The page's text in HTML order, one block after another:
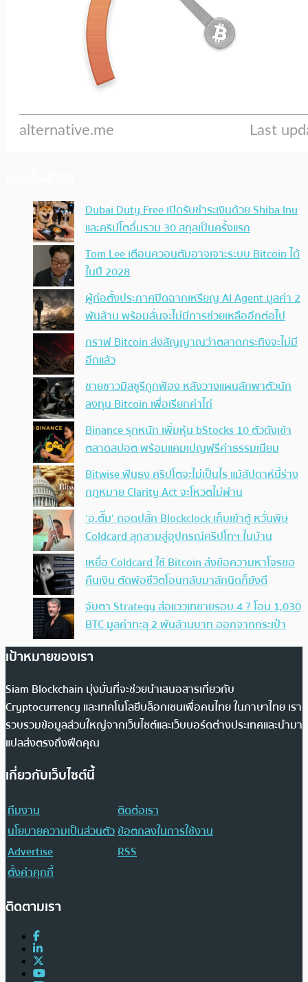
Dubai Duty Free เปิดรับชำระเงินด้วย Shiba Inu
และคริปโตอื่นรวม 30 สกุลเป็นครั้งแรก
Tom Lee เตือนควอนตัมอาจเจาะระบบ Bitcoin ได้
ในปี 2028
ผู้ก่อตั้งประกาศปิดฉากเหรียญ AI Agent มูลค่า 2
พันล้าน พร้อมลั่นจะไม่มีการช่วยเหลืออีกต่อไป
กราฟ Bitcoin ส่งสัญญาณว่าตลาดกระทิงจะไม่มี
อีกแล้ว
ชายชาวมิสซูรีถูกฟ้อง หลังวางแผนลักพาตัวนัก
ลงทุน Bitcoin เพื่อเรียกค่าไถ่
Binance รุกหนัก เพิ่มหุ้น bStocks 10 ตัวดังเข้า
ตลาดสปอต พร้อมแคมเปญฟรีค่าธรรมเนียม
Bitwise ฟันธง คริปโตจะไม่เป็นไร แม้สัปดาห์นี้ร่าง
กฎหมาย Clarity Act จะโหวตไม่ผ่าน
‘อ.ตั๊ม’ ถอดปลั้ก Blockclock เก็บเข้าตู้ หวั่นพิษ
Coldcard ลุกลามสู่อุปกรณ์คริปโทฯ ในบ้าน
เหยื่อ Coldcard ใช้ Bitcoin ส่งข้อความหาโจรขอ
คืนเงิน ตัดพ้อชีวิตโอนกลับมาสักนิดก็ยังดี
จับตา Strategy ส่อแววเทขายรอบ 4 ? โอน 1,030
BTC มูลค่าทะลุ 2 พันล้านบาท ออกจากกระเป๋า
เป้าหมายของเรา
Siam Blockchain มุ่งมั่นที่จะช่วยนำเสนอสารเกี่ยวกับ
Cryptocurrency และเทคโนโลยีบล็อกเชนเพื่อคนไทย ในภาษาไทย เรา
รวบรวมข้อมูลส่วนใหญ่จากเว็บไซต์และเว็บบอร์ดต่างประเทศและนำมา
แปลส่งตรงถึงฟีดคุณ
เกี่ยวกับเว็บไซต์นี้
ทีมงาน
ติดต่อเรา
นโยบายความเป็นส่วนตัวข้อตกลงในการใช้งาน
Advertise
RSS
ตั้งค่าคุกกี้
ติดตามเรา